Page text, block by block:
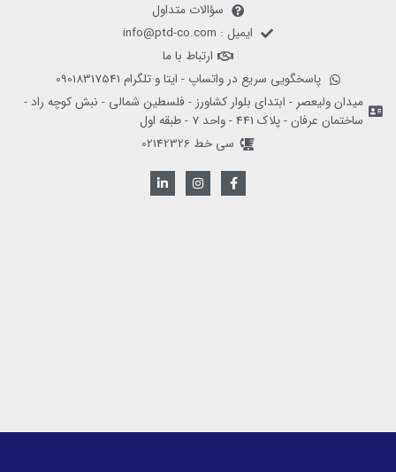
سؤالات متداول
ایمیل : info@ptd-co.com
ارتباط با ما
پاسخگویی سریع در واتساپ - ایتا و تلگرام 09018317541
میدان ولیعصر - ابتدای بلوار کشاورز - فلسطین شمالی - نبش کوچه راد -
ساختمان عرفان - پلاک 441 - واحد 7 - طبقه اول
سی خط 02142326
s
n